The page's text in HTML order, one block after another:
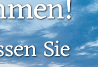
Sie